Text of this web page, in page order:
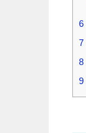
6
7
8
9